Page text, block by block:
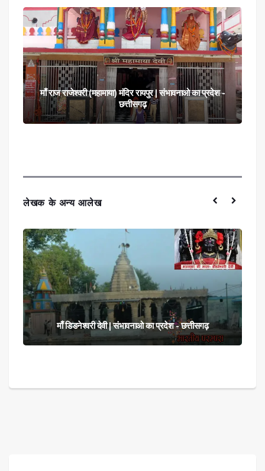
माँ राज राजेश्वरी (महामाया) मंदिर रायपुर | संभावनाओ का प्रदेश -
छत्तीसगढ़
लेखक के अन्य आलेख
का प्रदेश - छत्तीसगढ़
आदिशक्ति चंडी माता मन्दिर घुंचापाली |
छत्तीसगढ़